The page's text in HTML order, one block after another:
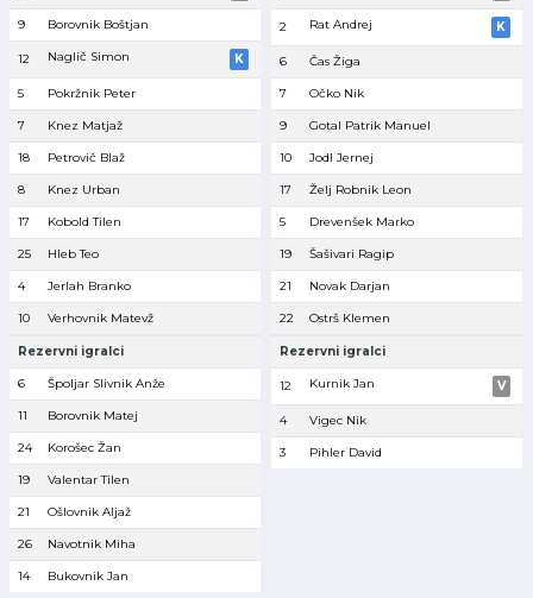
9 Borovnik Boštjan
12 Naglič Simon K
5 Pokržnik Peter
7 Knez Matjaž
18 Petrovič Blaž
8 Knez Urban
17 Kobold Tilen
25 Hleb Teo
4 Jerlah Branko
10 Verhovnik Matevž
Rezervni igralci
6 Špoljar Slivnik Anže
11 Borovnik Matej
24 Korošec Žan
19 Valentar Tilen
21 Ošlovnik Aljaž
26 Navotnik Miha
14 Bukovnik Jan
2 Rat Andrej K
6 Čas Žiga
7 Očko Nik
9 Gotal Patrik Manuel
10 Jodl Jernej
17 Želj Robnik Leon
5 Drevenšek Marko
19 Šašivari Ragip
21 Novak Darjan
22 Ostrš Klemen
Rezervni igralci
12 Kurnik Jan V
4 Vigec Nik
3 Pihler David